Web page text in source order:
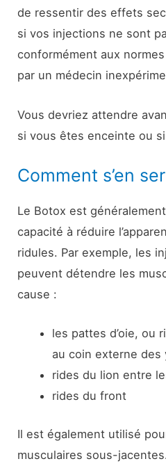
de ressentir des effets
si vos injections ne sont
conformément aux
par un médecin
Vous devriez attendre
si vous êtes enceinte ou
Comment s’en
Le Botox est
capacité à réduire
ridules. Par exemple, les
peuvent détendre les
cause :
les pattes d’oie, ou
au coin externe des
rides du lion entre
rides du front
Il est également utilisé
musculaires sous-